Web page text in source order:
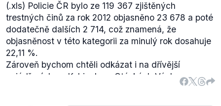
(.xls) Policie ČR bylo ze 119 367 zjištěných
trestných činů za rok 2012 objasněno 23 678 a poté
dodatečně dalších 2 714, což znamená, že
objasněnost v této kategorii za minulý rok dosahuje
22,11 %.
Zároveň bychom chtěli odkázat i na dřívější
vyjádření Jana Kubiceho v Otázkách Václava
Moravce ze dne 25. března 2012, kde v odpovědi